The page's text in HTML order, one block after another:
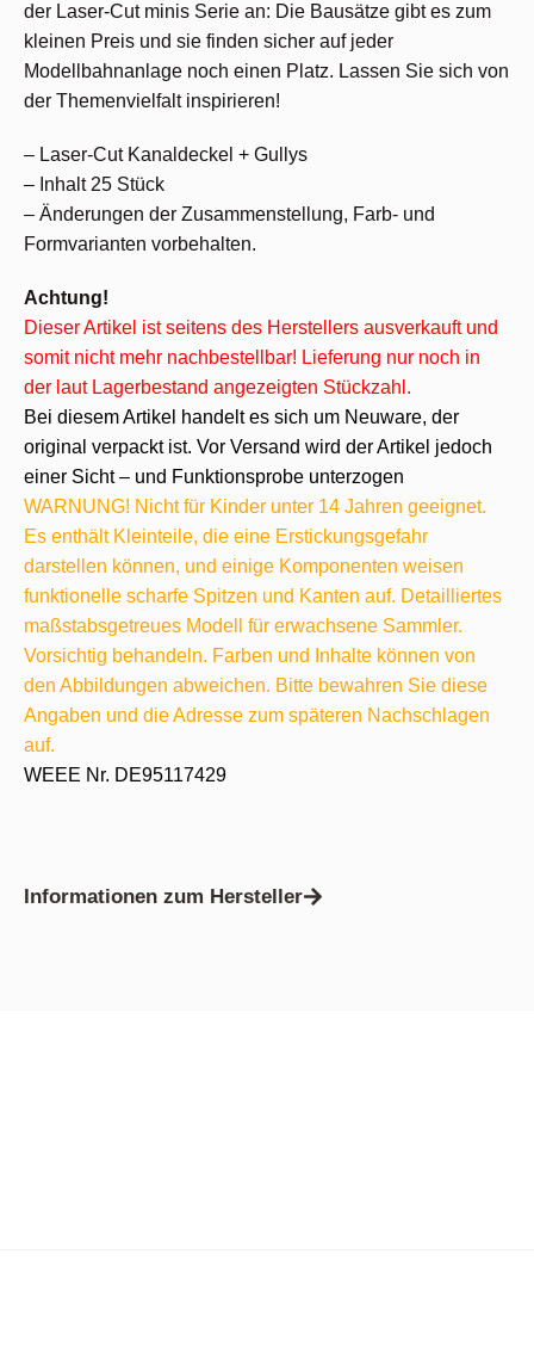
der Laser-Cut minis Serie an: Die Bausätze gibt es zum
kleinen Preis und sie finden sicher auf jeder
Modellbahnanlage noch einen Platz. Lassen Sie sich von
der Themenvielfalt inspirieren!
– Laser-Cut Kanaldeckel + Gullys
– Inhalt 25 Stück
– Änderungen der Zusammenstellung, Farb- und
Formvarianten vorbehalten.
Achtung!
Dieser Artikel ist seitens des Herstellers ausverkauft und
somit nicht mehr nachbestellbar! Lieferung nur noch in
der laut Lagerbestand angezeigten Stückzahl.
Bei diesem Artikel handelt es sich um Neuware, der
original verpackt ist. Vor Versand wird der Artikel jedoch
einer Sicht – und Funktionsprobe unterzogen
WARNUNG! Nicht für Kinder unter 14 Jahren geeignet.
Es enthält Kleinteile, die eine Erstickungsgefahr
darstellen können, und einige Komponenten weisen
funktionelle scharfe Spitzen und Kanten auf. Detailliertes
maßstabsgetreues Modell für erwachsene Sammler.
Vorsichtig behandeln. Farben und Inhalte können von
den Abbildungen abweichen. Bitte bewahren Sie diese
Angaben und die Adresse zum späteren Nachschlagen
auf.
WEEE Nr. DE95117429
Informationen zum Hersteller